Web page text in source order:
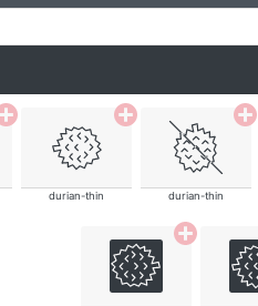
durian-thin durian-thin